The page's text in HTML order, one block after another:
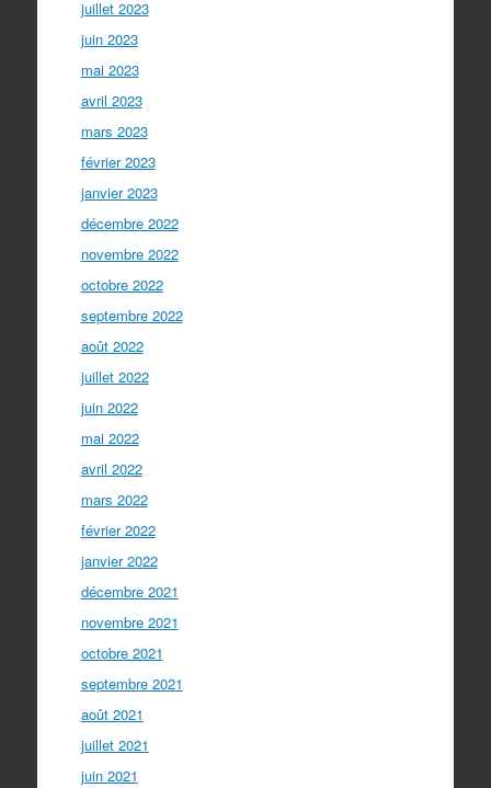
juillet 2023
juin 2023
mai 2023
avril 2023
mars 2023
février 2023
janvier 2023
décembre 2022
novembre 2022
octobre 2022
septembre 2022
août 2022
juillet 2022
juin 2022
mai 2022
avril 2022
mars 2022
février 2022
janvier 2022
décembre 2021
novembre 2021
octobre 2021
septembre 2021
août 2021
juillet 2021
juin 2021